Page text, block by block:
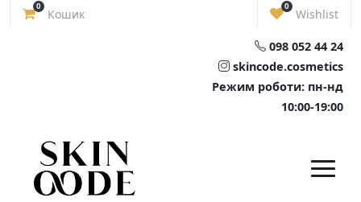
Skip
0
Кошик
0
Wishlist
098 052 44 24
skincode.cosmetics
Режим роботи: пн-нд
10:00-19:00